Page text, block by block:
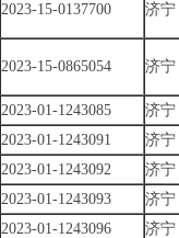
2023-15-0137700 济宁
2023-15-0865054 济宁
2023-01-1243085
济宁
2023-01-1243091
济宁
2023-01-1243092
济宁
2023-01-1243093
济宁
2023-01-1243096
济宁